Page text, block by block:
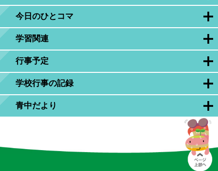
今日のひとコマ
学習関連
行事予定
学校行事の記録
青中だより